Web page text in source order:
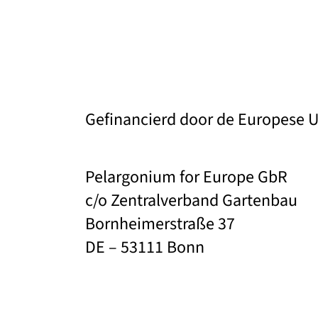
Gefinancierd door de Europese
Pelargonium for Europe GbR
c/o Zentralverband Gartenbau
Bornheimerstraße 37
DE – 53111 Bonn